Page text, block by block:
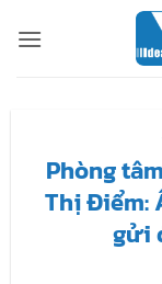
qua
Phòng
Thị Điểm:
gửi